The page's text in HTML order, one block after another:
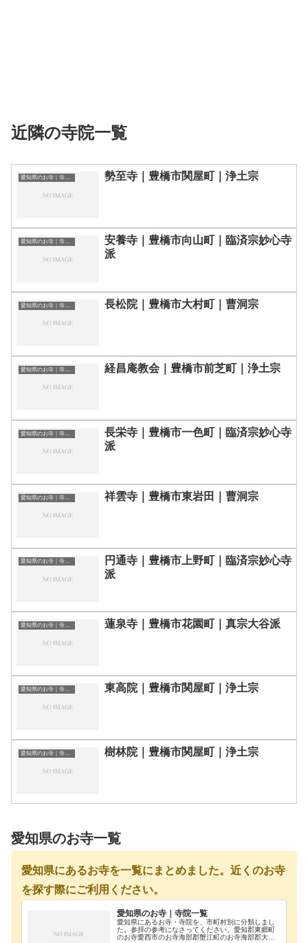
近隣の寺院一覧
愛知県のお寺｜寺院一覧 勢至寺｜豊橋市関屋町｜浄土宗
愛知県のお寺｜寺院一覧
安養寺｜豊橋市向山町｜臨済宗妙心寺
派
愛知県のお寺｜寺院一覧 長松院｜豊橋市大村町｜曹洞宗
愛知県のお寺｜寺院一覧 経昌庵教会｜豊橋市前芝町｜浄土宗
愛知県のお寺｜寺院一覧
長栄寺｜豊橋市一色町｜臨済宗妙心寺
派
愛知県のお寺｜寺院一覧 祥雲寺｜豊橋市東岩田｜曹洞宗
愛知県のお寺｜寺院一覧
円通寺｜豊橋市上野町｜臨済宗妙心寺
派
愛知県のお寺｜寺院一覧 蓮泉寺｜豊橋市花園町｜真宗大谷派
愛知県のお寺｜寺院一覧 東高院｜豊橋市関屋町｜浄土宗
愛知県のお寺｜寺院一覧 樹林院｜豊橋市関屋町｜浄土宗
愛知県のお寺一覧
愛知県にあるお寺を一覧にまとめました。近くのお寺
を探す際にご利用ください。
愛知県のお寺｜寺院一覧
愛知県にあるお寺・寺院を、市町村別に分類しまし
た。参拝の参考になさってください。愛知郡東郷町
のお寺愛西市のお寺海部郡蟹江町のお寺海部郡大治